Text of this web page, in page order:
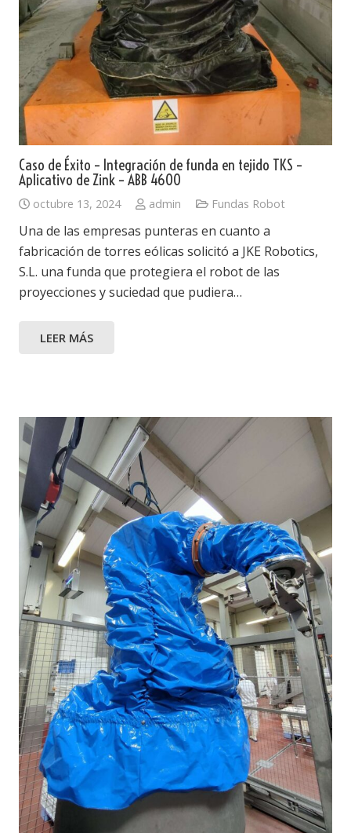
Caso de Éxito – Integración de funda en tejido TKS –
Aplicativo de Zink – ABB 4600
octubre 13, 2024 admin Fundas Robot
Una de las empresas punteras en cuanto a
fabricación de torres eólicas solicitó a JKE Robotics,
S.L. una funda que protegiera el robot de las
proyecciones y suciedad que pudiera…
LEER MÁS